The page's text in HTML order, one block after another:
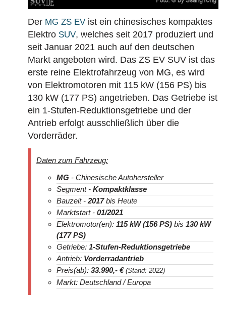
BAUJAHR LAND MARKE
Der MG ZS EV ist ein chinesisches kompaktes
Elektro SUV, welches seit 2017 produziert und
seit Januar 2021 auch auf den deutschen
Markt angeboten wird. Das ZS EV SUV ist das
erste reine Elektrofahrzeug von MG, es wird
von Elektromotoren mit 115 kW (156 PS) bis
130 kW (177 PS) angetrieben. Das Getriebe ist
ein 1-Stufen-Reduktionsgetriebe und der
Antrieb erfolgt ausschließlich über die
Vorderräder.
Daten zum Fahrzeug:
MG - Chinesische Autohersteller
Segment - Kompaktklasse
Bauzeit - 2017bis Heute
Marktstart - 01/2021
Elektromotor(en): 115 kW (156 PS) bis 130 kW
(177 PS)
Getriebe: 1-Stufen-Reduktionsgetriebe
Antrieb: Vorderradantrieb
Preis(ab): 33.990,- € (Stand: 2022)
Markt: Deutschland / Europa